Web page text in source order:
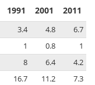
1991 2001 2011
3.4 4.8
6.7
1 0.8
1
8 6.4
4.2
16.7 11.2 7.3